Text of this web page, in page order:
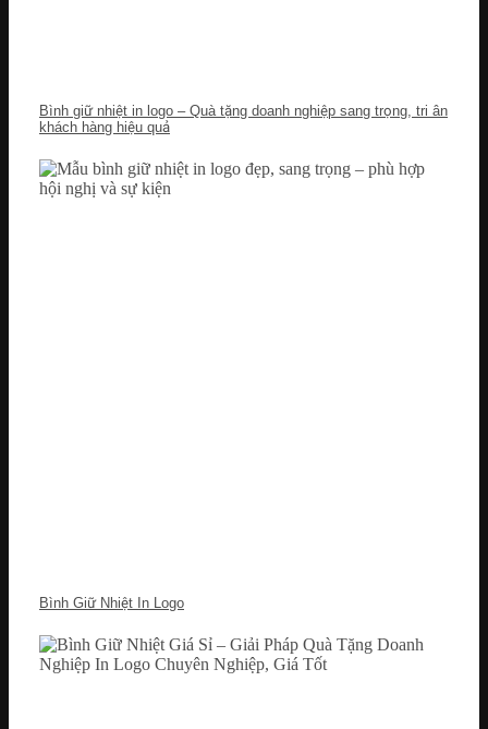
Bình giữ nhiệt in logo – Quà tặng doanh nghiệp sang trọng, tri ân
khách hàng hiệu quả
Bình Giữ Nhiệt In Logo